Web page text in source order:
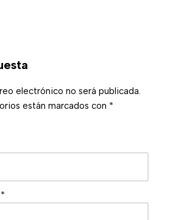
electrónico no será publicada.
están marcados con *
*